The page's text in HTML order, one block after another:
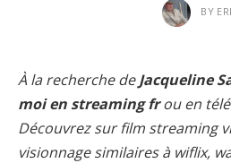
BY
À la recherche deJacqueline
moi en streaming frou en
Découvrez sur film streaming
visionnage similaires à wiflix,